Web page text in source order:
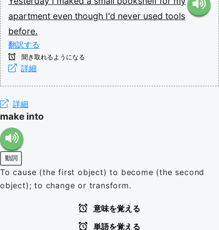
apartment even though I'd never used tools
before.
翻訳する
聞き取れるようになる
詳細
詳細
make into
動詞
To cause (the first object) to become (the second
object); to change or transform.
意味を覚える
単語を覚える